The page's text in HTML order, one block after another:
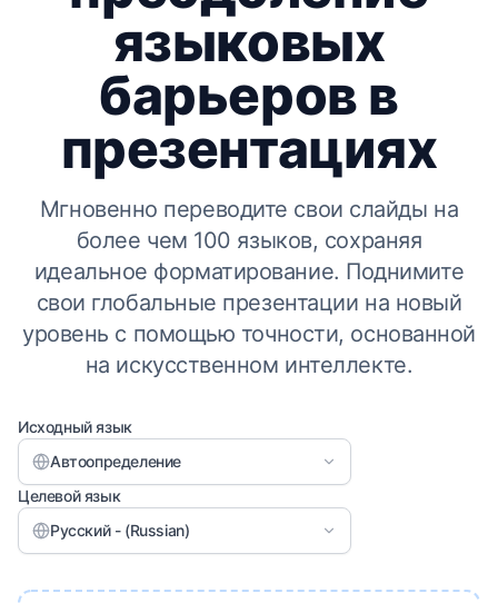
языковых
барьеров в
презентациях
Мгновенно переводите свои слайды на
более чем 100 языков, сохраняя
идеальное форматирование. Поднимите
свои глобальные презентации на новый
уровень с помощью точности, основанной
на искусственном интеллекте.
Исходный язык
Автоопределение
Целевой язык
Русский - (Russian)